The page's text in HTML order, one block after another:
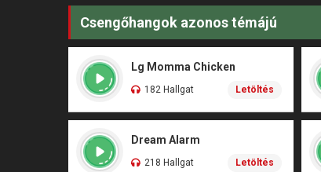
Csengőhangok azonos témájú
Lg Momma Chicken
182 Hallgat Letöltés
Dream Alarm
218 Hallgat Letöltés